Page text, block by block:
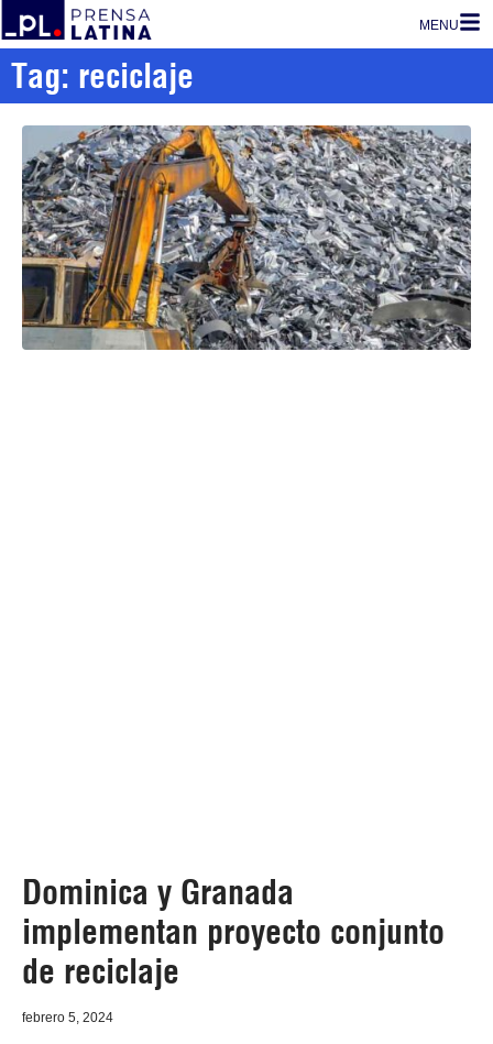
MENU
Tag: reciclaje
Dominica y Granada
implementan proyecto conjunto
de reciclaje
febrero 5, 2024